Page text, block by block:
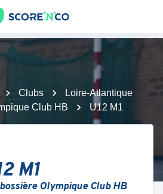
Clubs
Loire-Atlantique
Club HB
U12 M1
M1
Olympique Club HB